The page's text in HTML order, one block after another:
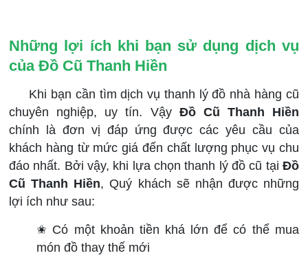
Những lợi ích khi bạn sử dụng dịch vụ
của Đồ Cũ Thanh Hiền
Khi bạn cần tìm dịch vụ thanh lý đồ nhà hàng cũ
chuyên nghiệp, uy tín. Vậy Đồ Cũ Thanh Hiền
chính là đơn vị đáp ứng được các yêu cầu của
khách hàng từ mức giá đến chất lượng phục vụ chu
đáo nhất. Bởi vậy, khi lựa chọn thanh lý đồ cũ tại Đồ
Cũ Thanh Hiền, Quý khách sẽ nhận được những
lợi ích như sau:
✬ Có một khoản tiền khá lớn để có thể mua
món đồ thay thế mới